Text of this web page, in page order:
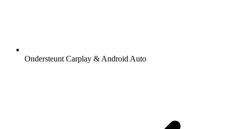
Ondersteunt Carplay & Android Auto